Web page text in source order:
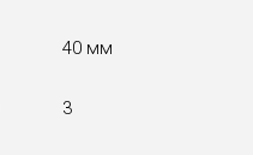
40 мм
3